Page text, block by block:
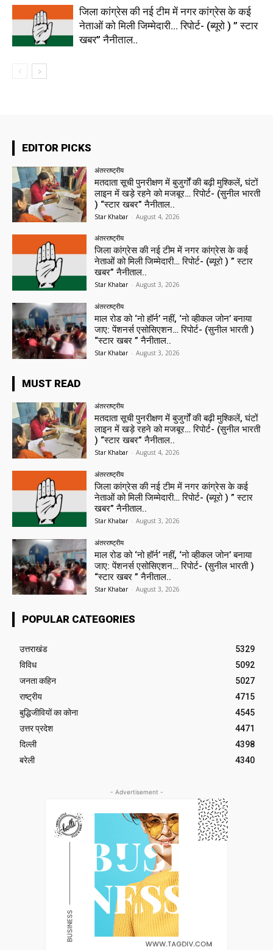
जिला कांग्रेस की नई टीम में नगर कांग्रेस के कई
नेताओं को मिली जिम्मेदारी… रिपोर्ट- (ब्यूरो ) ” स्टार
खबर” नैनीताल..
EDITOR PICKS
अंतरराष्ट्रीय
मतदाता सूची पुनरीक्षण में बुजुर्गों की बढ़ी मुश्किलें, घंटों
लाइन में खड़े रहने को मजबूर… रिपोर्ट- (सुनील भारती
) “स्टार खबर” नैनीताल..
Star Khabar - August 4, 2026
अंतरराष्ट्रीय
जिला कांग्रेस की नई टीम में नगर कांग्रेस के कई
नेताओं को मिली जिम्मेदारी… रिपोर्ट- (ब्यूरो ) ” स्टार
खबर” नैनीताल..
Star Khabar - August 3, 2026
अंतरराष्ट्रीय
माल रोड को ‘नो हॉर्न’ नहीं, ‘नो व्हीकल जोन’ बनाया
जाए: पेंशनर्स एसोसिएशन… रिपोर्ट- (सुनील भारती )
“स्टार खबर ” नैनीताल..
Star Khabar - August 3, 2026
MUST READ
अंतरराष्ट्रीय
मतदाता सूची पुनरीक्षण में बुजुर्गों की बढ़ी मुश्किलें, घंटों
लाइन में खड़े रहने को मजबूर… रिपोर्ट- (सुनील भारती
) “स्टार खबर” नैनीताल..
Star Khabar - August 4, 2026
अंतरराष्ट्रीय
जिला कांग्रेस की नई टीम में नगर कांग्रेस के कई
नेताओं को मिली जिम्मेदारी… रिपोर्ट- (ब्यूरो ) ” स्टार
खबर” नैनीताल..
Star Khabar - August 3, 2026
अंतरराष्ट्रीय
माल रोड को ‘नो हॉर्न’ नहीं, ‘नो व्हीकल जोन’ बनाया
जाए: पेंशनर्स एसोसिएशन… रिपोर्ट- (सुनील भारती )
“स्टार खबर ” नैनीताल..
Star Khabar - August 3, 2026
POPULAR CATEGORIES
उत्तराखंड
5329
विविध
5092
जनता कहिन
5027
राष्ट्रीय
4715
बुद्धिजीवियों का कोना
4545
उत्तर प्रदेश
4471
दिल्ली
4398
बरेली
4340
- Advertisement -